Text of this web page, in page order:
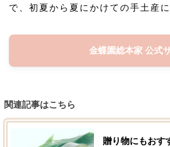
で、初夏から夏にかけての手土産
金蝶園総本家 公式
関連記事はこちら
贈り物にもおす